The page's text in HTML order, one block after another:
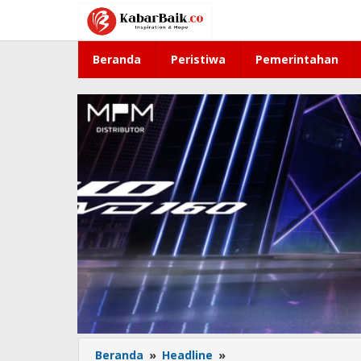
konten
Beranda Peristiwa Pemerintahan
Beranda » Headline »